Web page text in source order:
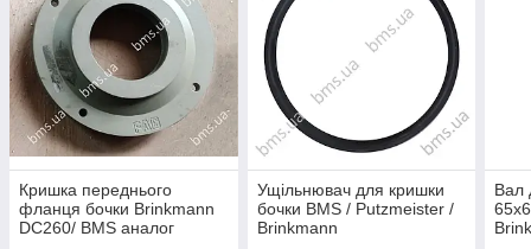
Кришка переднього
фланця бочки Brinkmann
DC260/ BMS аналог
Ущільнювач для кришки
бочки BMS / Putzmeister /
Brinkmann
Вал